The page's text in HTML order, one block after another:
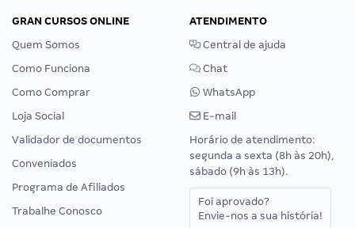
GRAN CURSOS ONLINE
Quem Somos
Como Funciona
Como Comprar
Loja Social
Validador de documentos
Conveniados
Programa de Afiliados
Trabalhe Conosco
ATENDIMENTO
Central de ajuda
Chat
WhatsApp
E-mail
Horário de atendimento:
segunda a sexta (8h às 20h),
sábado (9h às 13h).
Foi aprovado?
Envie-nos a sua história!